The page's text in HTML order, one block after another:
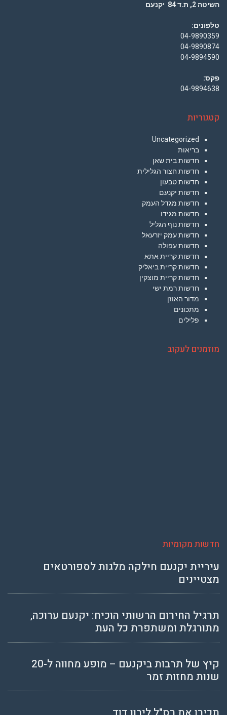
השיטה 2, ת.ד 84 יקנעם
טלפונים:
04-9890359
04-9890874
04-9894590
פקס:
04-9894638
קטגוריות
Uncategorized
בריאות
חדשות בית שאן
חדשות חצור הגלילית
חדשות טבעון
חדשות יקנעם
חדשות מגדל העמק
חדשות מגידו
חדשות נוף הגליל
חדשות עמק יזרעאל
חדשות עפולה
חדשות קריית אתא
חדשות קריית ביאליק
חדשות קריית מוצקין
חדשות רמת ישי
מדור האוזן
מתכונים
פלילים
מוזמנים לעקוב
חדשות מקומיות
עיריית יקנעם חילקה מלגות לספורטאים
מצטיינים
תרגיל החירום הרשותי הוכיח: יקנעם ערוכה,
מתורגלת ומשתפרת כל העת
קיץ של תרבות ביקנעם – מופע מחווה ל-20
שנות מחזות זמר